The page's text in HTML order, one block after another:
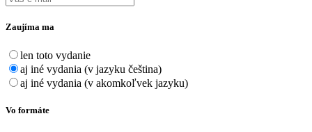
Zaujíma ma
len toto vydanie
aj iné vydania (v jazyku čeština)
aj iné vydania (v akomkoľvek jazyku)
Vo formáte